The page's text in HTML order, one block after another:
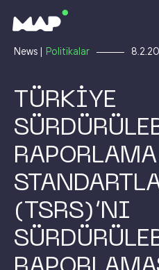
News | Politikalar
TÜRKİYE
RAPORLAMA
(TSRS)’NI